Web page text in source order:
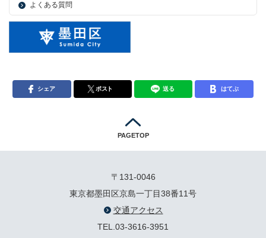
よくある質問
シェア ポスト 送る はてぶ
PAGETOP
〒131-0046
東京都墨田区京島一丁目38番11号
交通アクセス
TEL.03-3616-3951